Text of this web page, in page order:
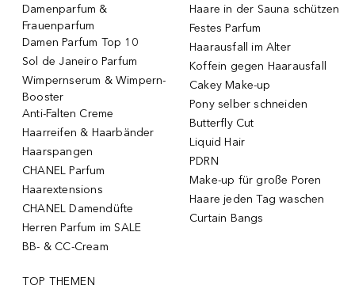
Damenparfum &
Frauenparfum
Damen Parfum Top 10
Sol de Janeiro Parfum
Wimpernserum & Wimpern-
Booster
Anti-Falten Creme
Haarreifen & Haarbänder
Haarspangen
CHANEL Parfum
Haarextensions
CHANEL Damendüfte
Herren Parfum im SALE
BB- & CC-Cream
Haare in der Sauna schützen
Festes Parfum
Haarausfall im Alter
Koffein gegen Haarausfall
Cakey Make-up
Pony selber schneiden
Butterfly Cut
Liquid Hair
PDRN
Make-up für große Poren
Haare jeden Tag waschen
Curtain Bangs
TOP THEMEN